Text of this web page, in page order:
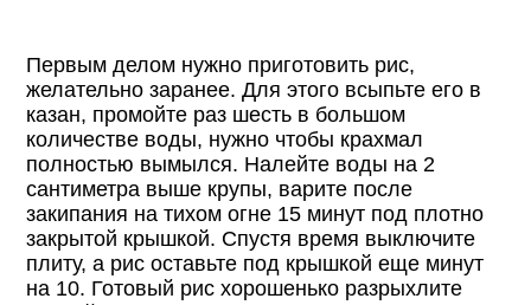
Первым делом нужно приготовить рис,
желательно заранее. Для этого всыпьте его в
казан, промойте раз шесть в большом
количестве воды, нужно чтобы крахмал
полностью вымылся. Налейте воды на 2
сантиметра выше крупы, варите после
закипания на тихом огне 15 минут под плотно
закрытой крышкой. Спустя время выключите
плиту, а рис оставьте под крышкой еще минут
на 10. Готовый рис хорошенько разрыхлите